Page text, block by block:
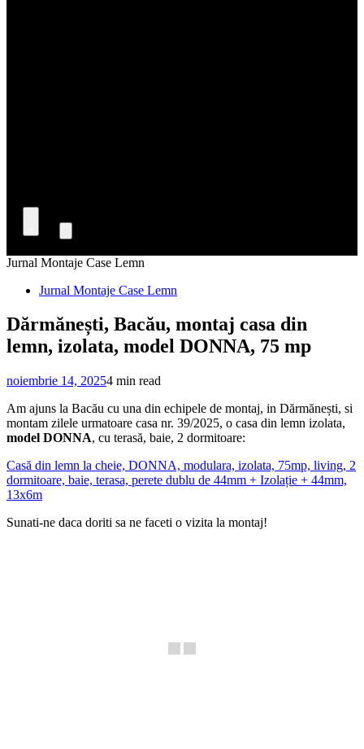
Jurnal Montaje Case Lemn
Jurnal Montaje Case Lemn
Dărmănești, Bacău, montaj casa din
lemn, izolata, model DONNA, 75 mp
noiembrie 14, 20254 min read
Am ajuns la Bacău cu una din echipele de montaj, in Dărmănești, si
montam zilele urmatoare casa nr. 39/2025, o casa din lemn izolata,
model DONNA, cu terasă, baie, 2 dormitoare:
Casă din lemn la cheie, DONNA, modulara, izolata, 75mp, living, 2
dormitoare, baie, terasa, perete dublu de 44mm + Izolație + 44mm,
13x6m
Sunati-ne daca doriti sa ne faceti o vizita la montaj!